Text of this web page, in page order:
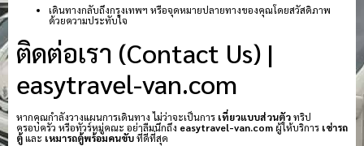
เดินทางกลับถึงกรุงเทพฯ หรือจุดหมายปลายทางของคุณโดยสวัสดิภาพ
ด้วยความประทับใจ
ติดต่อเรา (Contact Us) |
easytravel-van.com
หากคุณกำลังวางแผนการเดินทาง ไม่ว่าจะเป็นการ เที่ยวแบบส่วนตัวทริป
ครอบครัว หรือทัวร์หมู่คณะ อย่าลืมนึกถึง easytravel-van.comผู้ให้บริการ เช่ารถ
ตู้และ เหมารถตู้พร้อมคนขับที่ดีที่สุด